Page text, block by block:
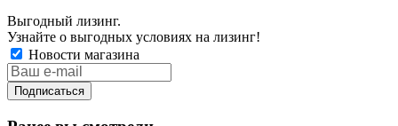
Выгодный лизинг.
Узнайте о выгодных условиях на лизинг!
Новости магазина